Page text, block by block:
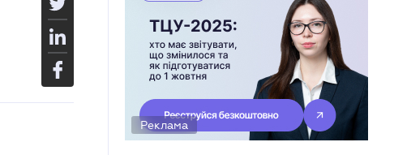
Реклама